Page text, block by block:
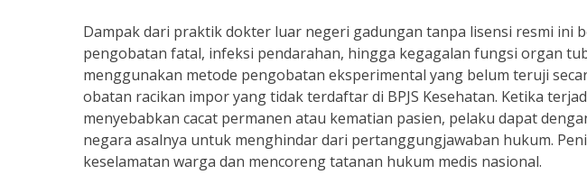
Dampak dari praktik dokter luar negeri gadungan tanpa lisensi resmi ini
pengobatan fatal, infeksi pendarahan, hingga kegagalan fungsi organ
menggunakan metode pengobatan eksperimental yang belum teruji
obatan racikan impor yang tidak terdaftar di BPJS Kesehatan. Ketika
menyebabkan cacat permanen atau kematian pasien, pelaku dapat
negara asalnya untuk menghindar dari pertanggungjawaban hukum.
keselamatan warga dan mencoreng tatanan hukum medis nasional.